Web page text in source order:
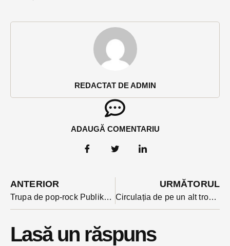
REDACTAT DE ADMIN
ADAUGĂ COMENTARIU
ANTERIOR
Trupa de pop-rock Publika anunță recital în mai la clubul Lucky Mill din Bistrița. Trupa aniversează anul acesta 15 ani de la înființare
URMĂTORUL
Circulația de pe un alt tronson important din Bistrița va fi blocată cel puțin două luni.
Lasă un răspuns